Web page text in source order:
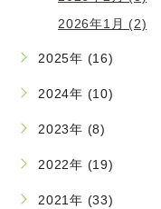
2026年1月 (2)
2025年 (16)
2024年 (10)
2023年 (8)
2022年 (19)
2021年 (33)